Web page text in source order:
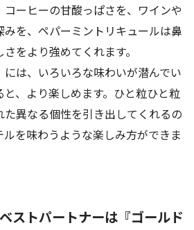
ーヒーの甘酸っぱさを、ワインや
みを、ペパーミントリキュールは鼻
をより強めてくれます。
は、いろいろな味わいが潜んでい
、より楽しめます。ひと粒ひと粒
異なる個性を引き出してくれるの
を味わうような楽しみ方ができま
ストパートナーは『ゴールド